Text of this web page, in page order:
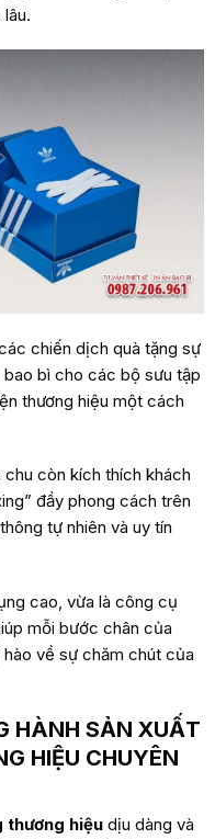
chiến dịch quà tặng sự
bì cho các bộ sưu tập
thương hiệu một cách
còn kích thích khách
đầy phong cách trên
tự nhiên và uy tín
cao, vừa là công cụ
mỗi bước chân của
về sự chăm chút của
HÀNH SẢN XUẤT
HIỆU CHUYÊN
thương hiệudịu dàng và